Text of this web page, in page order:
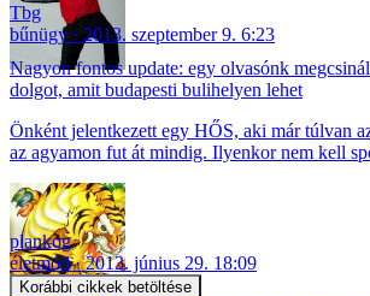
Tbg
bűnügy
2013. szeptember 9. 6:23
Nagyon fontos update: egy olvasónk
dolgot, amit budapesti bulihelyen lehet
Önként jelentkezett egy HŐS, aki már túlvan
az agyamon fut át mindig. Ilyenkor nem kell
plankog
életmód
2013. június 29. 18:09
Korábbi cikkek betöltése